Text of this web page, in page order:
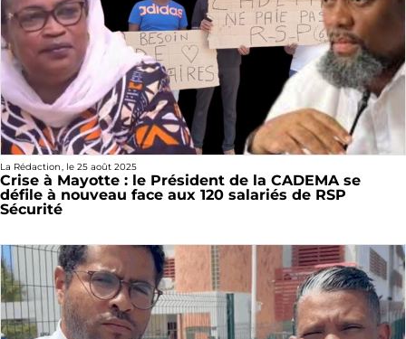
La Rédaction, le 25 août 2025
Crise à Mayotte : le Président de la CADEMA se
défile à nouveau face aux 120 salariés de RSP
Sécurité